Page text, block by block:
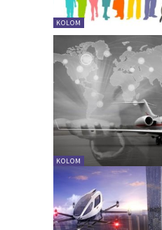
KOLOM
KOLOM